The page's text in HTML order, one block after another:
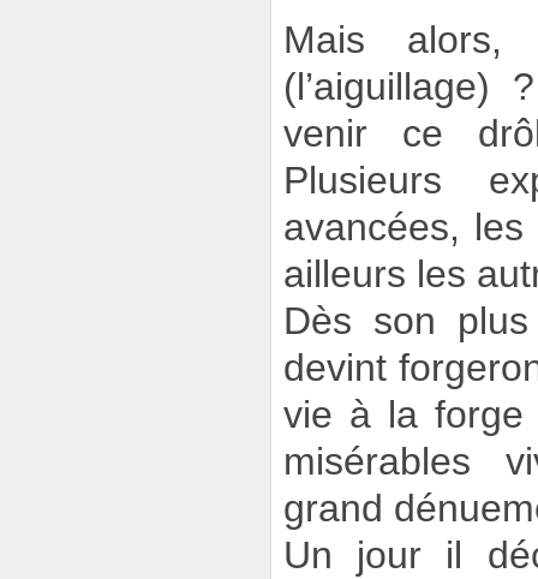
Mais alors,
(l’aiguillage)
venir ce
Plusieurs
avancées, les
ailleurs les
Dès son
devint
vie à la forge
misérables
grand
Un jour il